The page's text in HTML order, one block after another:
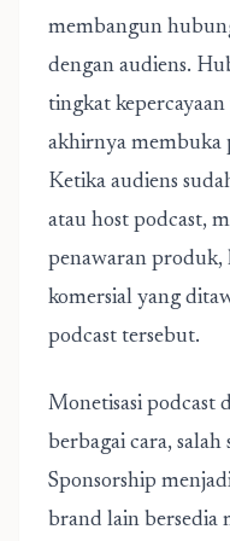
membangun
dengan audiens.
tingkat
akhirnya membuka
Ketika audiens
atau host podcast,
penawaran produk,
komersial yang
podcast tersebut.
Monetisasi podcast
berbagai cara,
Sponsorship
brand lain bersedia